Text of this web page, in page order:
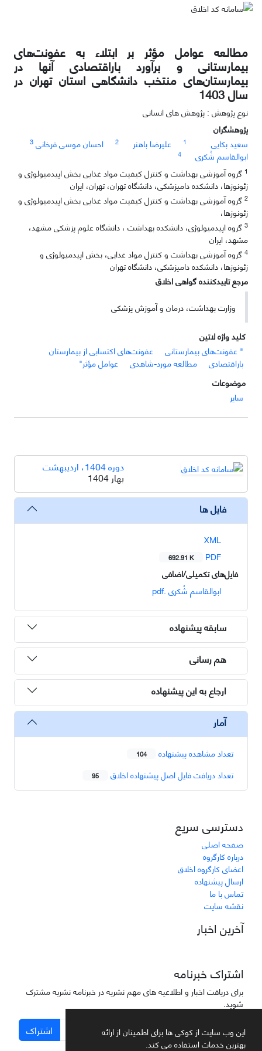
این وب سایت از کوکی ها برای اطمینان از ارائه
بهترین خدمات استفاده می کند.
مطالعه عوامل مؤثر بر ابتلاء به عفونت‌های
بیمارستانی و برآورد باراقتصادی آنها در
بیمارستان‌های منتخب دانشگاهی استان تهران در
سال 1403
نوع پژوهش : پژوهش های انسانی
پژوهشگران
سعید بکایی
1 علیرضا باهنر 2 احسان موسی فرخانی 3
ابوالقاسم شُکری
4
1 گروه آموزشی بهداشت و کنترل کیفیت مواد غذایی بخش اپیدمیولوژی و
زئونوزها، دانشکده دامپزشکی، دانشگاه تهران، تهران، ایران
2 گروه آموزشی بهداشت و کنترل کیفیت مواد غذایی بخش اپیدمیولوژی و
زئونوزها،
3 گروه اپیدمیولوژی، دانشکده بهداشت ، دانشگاه علوم پزشکی مشهد،
مشهد، ایران
4 گروه آموزشی بهداشت و کنترل مواد غذایی، بخش اپیدمیولوژی و
زئونوزها، دانشکده دامپزشکی، دانشگاه تهران
مرجع تاییدکننده گواهی اخلاق
وزارت بهداشت، درمان و آموزش پزشکی
کلید واژه لاتین
" عفونت‌های بیمارستانی
عفونت‌های اکتسابی از بیمارستان
باراقتصادی
مطالعه مورد-شاهدی
عوامل مؤثر"
موضوعات
سایر
دوره 1404، اردیبهشت
بهار 1404
فایل ها
XML
PDF
692.91 K
فایل‌های تکمیلی/اضافی
ابوالقاسم شُکری .pdf
سابقه پیشنهاده
هم رسانی
ارجاع به این پیشنهاده
آمار
تعداد مشاهده پیشنهاده 104
تعداد دریافت فایل اصل پیشنهاده اخلاق 95
دسترسی سریع
صفحه اصلی
درباره کارگروه
اعضای کارگروه اخلاق
ارسال پیشنهاده
تماس با ما
نقشه سایت
آخرین اخبار
اشتراک خبرنامه
برای دریافت اخبار و اطلاعیه های مهم نشریه در خبرنامه نشریه مشترک
شوید.
اشتراک